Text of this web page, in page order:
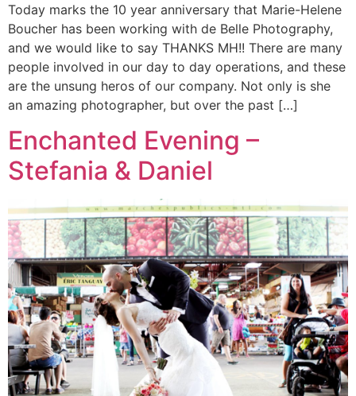
Today marks the 10 year anniversary that Marie-Helene
Boucher has been working with de Belle Photography,
and we would like to say THANKS MH!! There are many
people involved in our day to day operations, and these
are the unsung heros of our company. Not only is she
an amazing photographer, but over the past […]
Enchanted Evening –
Stefania & Daniel